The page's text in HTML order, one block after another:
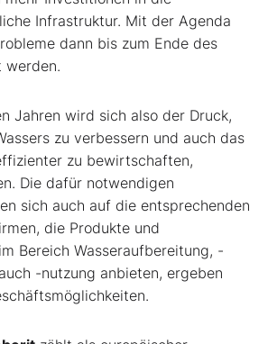
Infrastruktur. Mit der Agenda
dann bis zum Ende des
werden.
Jahren wird sich also der Druck,
zu verbessern und auch das
zu bewirtschaften,
Die dafür notwendigen
sich auch auf die entsprechenden
die Produkte und
Bereich Wasseraufbereitung, -
-nutzung anbieten, ergeben